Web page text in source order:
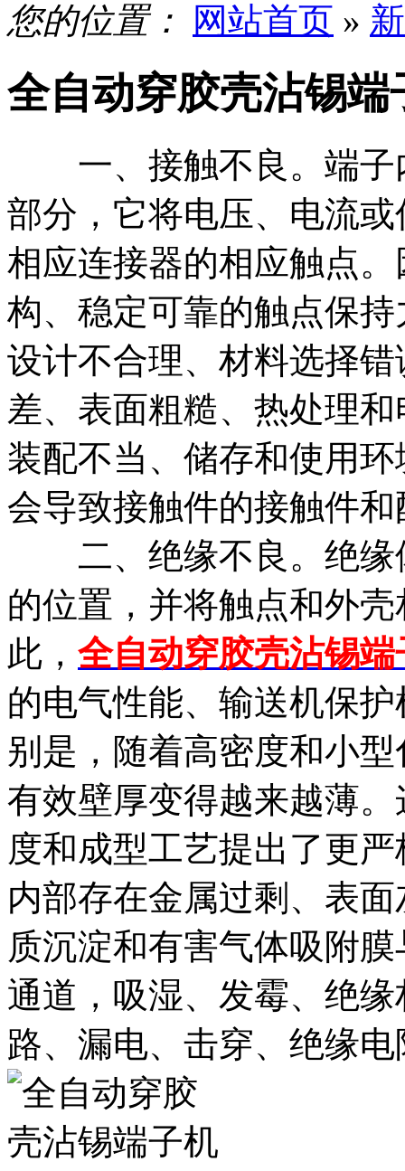
您的位置： 网站首页 »
全自动穿胶壳沾锡
一、接触不良。端子
部分，它将电压、电流
相应连接器的相应触点
构、稳定可靠的触点保
设计不合理、材料选择
差、表面粗糙、热处理
装配不当、储存和使用
会导致接触件的接触件
二、绝缘不良。绝缘
的位置，并将触点和外
此， 全自动穿胶壳沾锡端
的电气性能、输送机保
别是，随着高密度和小
有效壁厚变得越来越薄
度和成型工艺提出了更
内部存在金属过剩、表
质沉淀和有害气体吸附
通道，吸湿、发霉、绝
路、漏电、击穿、绝缘